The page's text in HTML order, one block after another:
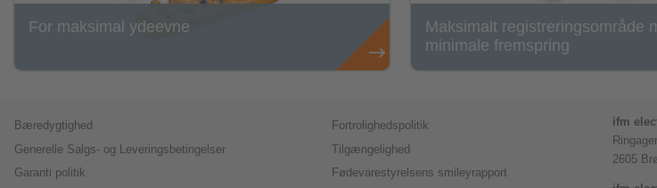
For maksimal ydeevne
Maksimalt registreringsområde
minimale fremspring
Bæredygtighed
Generelle Salgs- og Leveringsbetingelser
Garanti politik
Fortrolighedspolitik
Tilgængelighed
Fødevarestyrelsens smileyrapport
ifm
2605